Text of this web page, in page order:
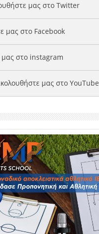
μας στο Twitter
μας στο Facebook
μας στο instagram
μας στο YouTube